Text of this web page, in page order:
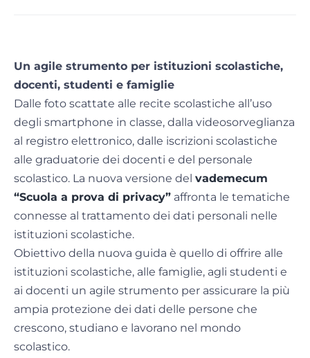
Un agile strumento per istituzioni scolastiche,
docenti, studenti e famiglie
Dalle foto scattate alle recite scolastiche all’uso
degli smartphone in classe, dalla videosorveglianza
al registro elettronico, dalle iscrizioni scolastiche
alle graduatorie dei docenti e del personale
scolastico. La nuova versione del vademecum
“Scuola a prova di privacy” affronta le tematiche
connesse al trattamento dei dati personali nelle
istituzioni scolastiche.
Obiettivo della nuova guida è quello di offrire alle
istituzioni scolastiche, alle famiglie, agli studenti e
ai docenti un agile strumento per assicurare la più
ampia protezione dei dati delle persone che
crescono, studiano e lavorano nel mondo
scolastico.